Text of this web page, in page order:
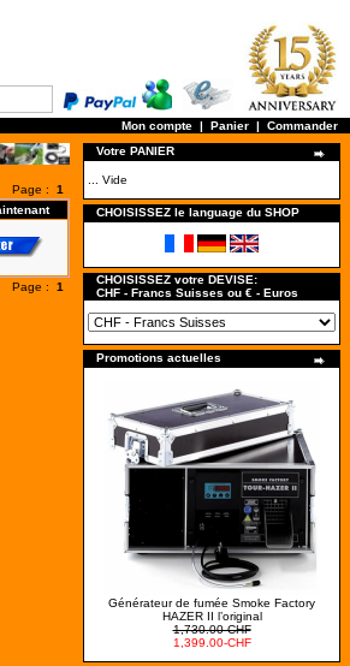
Mon compte | Panier | Commander
Page : 1
Page : 1
Votre PANIER
... Vide
CHOISISSEZ le language du SHOP
CHOISISSEZ votre DEVISE:
CHF - Francs Suisses ou € - Euros
Promotions actuelles
Générateur de fumée Smoke Factory
HAZER II l’original
1,730.00-CHF
1,399.00-CHF